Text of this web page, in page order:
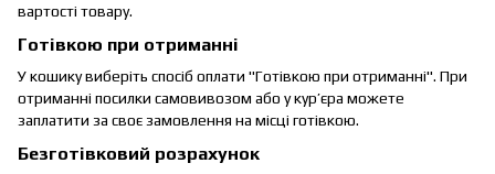
вартості товару.
Готівкою при отриманні
У кошику виберіть спосіб оплати "Готівкою при отриманні". При
отриманні посилки самовивозом або у кур’єра можете
заплатити за своє замовлення на місці готівкою.
Безготівковий розрахунок